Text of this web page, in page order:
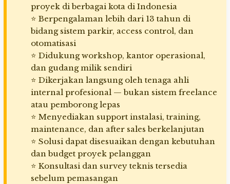
proyek di berbagai kota di Indonesia
⭐ Berpengalaman lebih dari 13 tahun di
bidang sistem parkir, access control, dan
otomatisasi
⭐ Didukung workshop, kantor operasional,
dan gudang milik sendiri
⭐ Dikerjakan langsung oleh tenaga ahli
internal profesional — bukan sistem freelance
atau pemborong lepas
⭐ Menyediakan support instalasi, training,
maintenance, dan after sales berkelanjutan
⭐ Solusi dapat disesuaikan dengan kebutuhan
dan budget proyek pelanggan
⭐ Konsultasi dan survey teknis tersedia
sebelum pemasangan